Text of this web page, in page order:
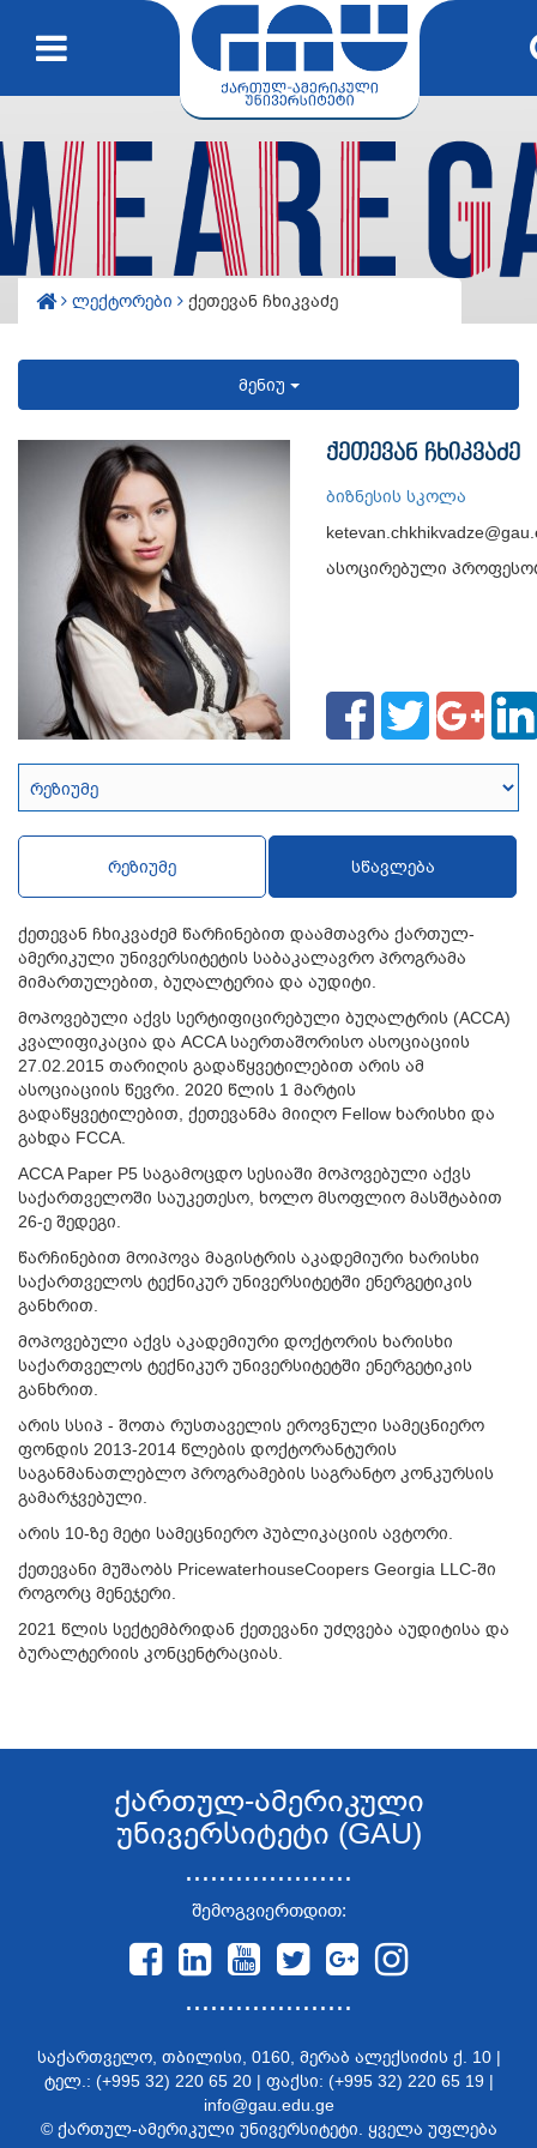
ლექტორები ქეთევან ჩხიკვაძე
მენიუ
ქეთევან ჩხიკვაძე
ბიზნესის სკოლა
ასოცირებული
რეზიუმე სწავლება
ქეთევან ჩხიკვაძემ წარჩინებით დაამთავრა ქართულ-
ამერიკული უნივერსიტეტის საბაკალავრო პროგრამა
მიმართულებით, ბუღალტერია და აუდიტი.
მოპოვებული აქვს სერტიფიცირებული ბუღალტრის (ACCA)
კვალიფიკაცია და ACCA საერთაშორისო ასოციაციის
27.02.2015 თარიღის გადაწყვეტილებით არის ამ
ასოციაციის წევრი. 2020 წლის 1 მარტის
გადაწყვეტილებით, ქეთევანმა მიიღო Fellow ხარისხი და
გახდა FCCA.
ACCA Paper P5 საგამოცდო სესიაში მოპოვებული აქვს
საქართველოში საუკეთესო, ხოლო მსოფლიო მასშტაბით
26-ე შედეგი.
წარჩინებით მოიპოვა მაგისტრის აკადემიური ხარისხი
საქართველოს ტექნიკურ უნივერსიტეტში ენერგეტიკის
განხრით.
მოპოვებული აქვს აკადემიური დოქტორის ხარისხი
საქართველოს ტექნიკურ უნივერსიტეტში ენერგეტიკის
განხრით.
არის სსიპ - შოთა რუსთაველის ეროვნული სამეცნიერო
ფონდის 2013-2014 წლების დოქტორანტურის
საგანმანათლებლო პროგრამების საგრანტო კონკურსის
გამარჯვებული.
არის 10-ზე მეტი სამეცნიერო პუბლიკაციის ავტორი.
ქეთევანი მუშაობს PricewaterhouseCoopers Georgia LLC-ში
როგორც მენეჯერი.
2021 წლის სექტემბრიდან ქეთევანი უძღვება აუდიტისა და
ბურალტერიის კონცენტრაციას.
ქართულ-ამერიკული
უნივერსიტეტი (GAU)
....................
შემოგვიერთდით:
....................
საქართველო, თბილისი, 0160, მერაბ ალექსიძის ქ. 10 |
ტელ.: (+995 32) 220 65 20 | ფაქსი: (+995 32) 220 65 19 |
info@gau.edu.ge
© ქართულ-ამერიკული უნივერსიტეტი. ყველა უფლება